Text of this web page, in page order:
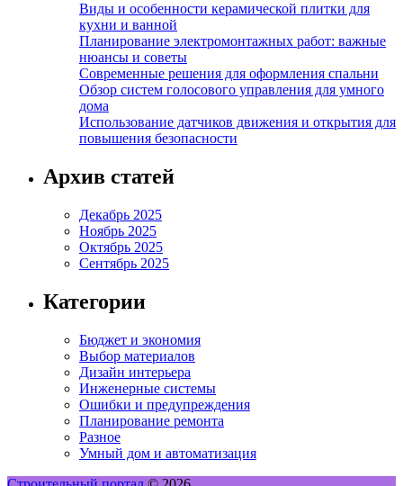
Виды и особенности керамической плитки для
кухни и ванной
Планирование электромонтажных работ: важные
нюансы и советы
Современные решения для оформления спальни
Обзор систем голосового управления для умного
дома
Использование датчиков движения и открытия для
повышения безопасности
Архив статей
Декабрь 2025
Ноябрь 2025
Октябрь 2025
Сентябрь 2025
Категории
Бюджет и экономия
Выбор материалов
Дизайн интерьера
Инженерные системы
Ошибки и предупреждения
Планирование ремонта
Разное
Умный дом и автоматизация